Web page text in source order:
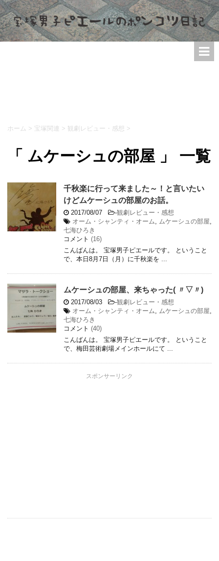
ホーム > 宝塚関連 > 観劇レビュー・感想 >
「 ムケーシュの部屋 」 一覧
千秋楽に行って来ました～！と言いたい
けどムケーシュの部屋のお話。
2017/08/07 -観劇レビュー・感想
オーム・シャンティ・オーム, ムケーシュの部屋,
七海ひろき
コメント (16)
こんばんは。 宝塚男子ピエールです。 ということ
で、本日8月7日（月）に千秋楽を ...
ムケーシュの部屋、来ちゃった( 〃▽〃)
2017/08/03 -観劇レビュー・感想
オーム・シャンティ・オーム, ムケーシュの部屋,
七海ひろき
コメント (40)
こんばんは。 宝塚男子ピエールです。 ということ
で、梅田芸術劇場メインホールにて ...
スポンサーリンク